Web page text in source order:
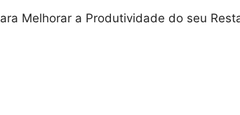
Melhorar a Produtividade do seu